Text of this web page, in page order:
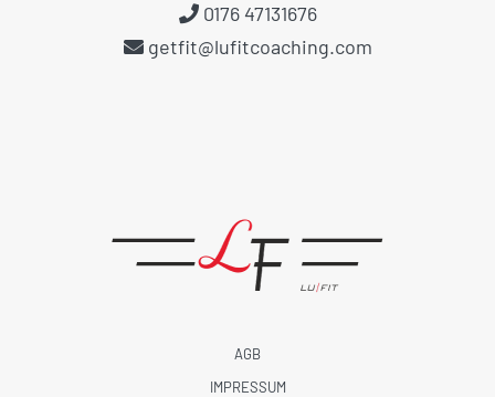
0176 47131676
getfit@lufitcoaching.com
AGB
IMPRESSUM